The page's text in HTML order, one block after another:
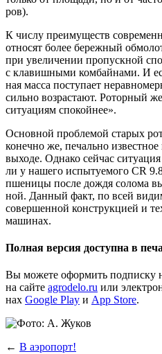
ров).
К чис­лу пре­иму­ществ
отно­сят более береж­ный
при уве­ли­че­нии про­пуск­ной
с кла­виш­ны­ми ком­бай­на­ми. И
ная мас­са посту­па­ет
силь­но воз­рас­та­ют. Ротор­ный
ситу­а­ци­ям спокойнее».
Основ­ной про­бле­мой ста­рых
конеч­но же, печаль­но
выхо­де. Одна­ко сей­час
ли у наше­го испы­ту­е­мо­го CR
пше­ни­цы после дождя соло­ма
ной. Дан­ный факт, по всей
совер­шен­ной кон­струк­ци­ей и
машинах.
Полная версия доступна в
Вы може­те офор­мить под­пис­ку
на сай­те agrodelo.ru или
нах Google Play и App Store.
← В аэропорт!